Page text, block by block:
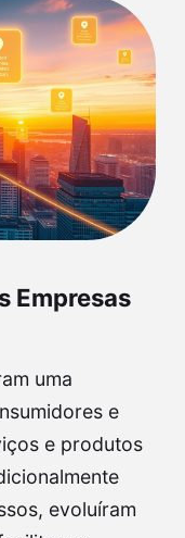
Empresas
uma
e
e produtos
evoluíram